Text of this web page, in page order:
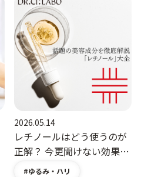
インショップ
2026.05.14
レチノールはどう使うのが
正解？ 今更聞けない効果や
副反応を徹底解説｜美肌コ
ゆるみ・ハリ